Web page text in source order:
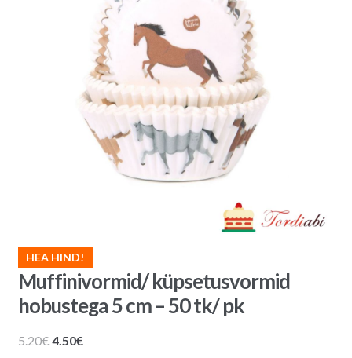
HEA HIND!
Muffinivormid/ küpsetusvormid
hobustega 5 cm – 50 tk/ pk
5.20€Algne
4.50€Praegune